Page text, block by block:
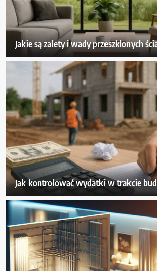
Jakie są zalety i wady przeszklonych
Jak kontrolować wydatki w trakcie